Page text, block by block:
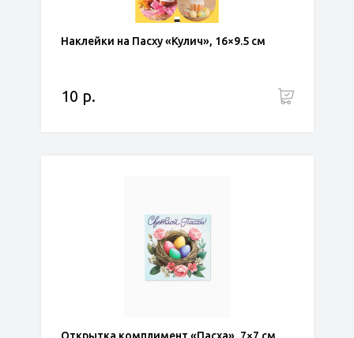
Наклейки на Пасху «Кулич», 16×9.5 см
10 р.